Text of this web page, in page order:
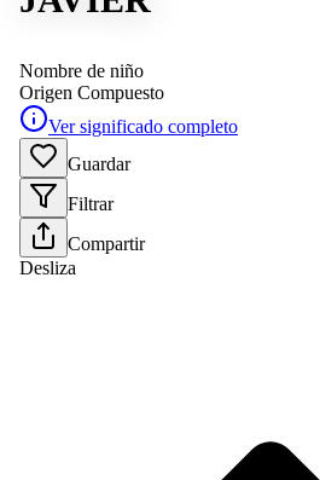
Nombre de niño
Origen Compuesto
Ver significado completo
Guardar
Filtrar
Compartir
Desliza